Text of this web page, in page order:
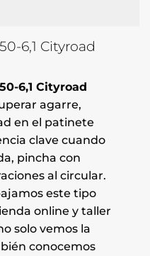
6,1 Cityroad
6,1 Cityroad
agarre,
en el patinete
clave cuando
pincha con
al circular.
este tipo
online y taller
solo vemos la
conocemos